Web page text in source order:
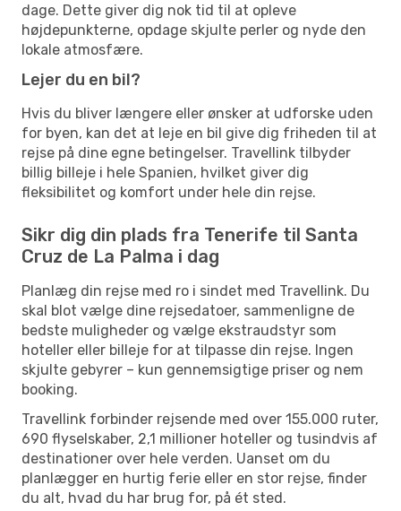
dage. Dette giver dig nok tid til at opleve
højdepunkterne, opdage skjulte perler og nyde den
lokale atmosfære.
Lejer du en bil?
Hvis du bliver længere eller ønsker at udforske uden
for byen, kan det at leje en bil give dig friheden til at
rejse på dine egne betingelser. Travellink tilbyder
billig billeje i hele Spanien, hvilket giver dig
fleksibilitet og komfort under hele din rejse.
Sikr dig din plads fra Tenerife til Santa
Cruz de La Palma i dag
Planlæg din rejse med ro i sindet med Travellink. Du
skal blot vælge dine rejsedatoer, sammenligne de
bedste muligheder og vælge ekstraudstyr som
hoteller eller billeje for at tilpasse din rejse. Ingen
skjulte gebyrer – kun gennemsigtige priser og nem
booking.
Travellink forbinder rejsende med over 155.000 ruter,
690 flyselskaber, 2,1 millioner hoteller og tusindvis af
destinationer over hele verden. Uanset om du
planlægger en hurtig ferie eller en stor rejse, finder
du alt, hvad du har brug for, på ét sted.